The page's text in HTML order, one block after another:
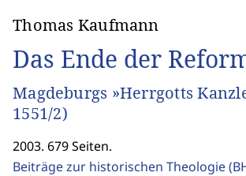
Thomas Kaufmann
Das Ende der
Magdeburgs »Herrgotts
1551/2)
2003. 679 Seiten.
Beiträge zur historischen Theologie